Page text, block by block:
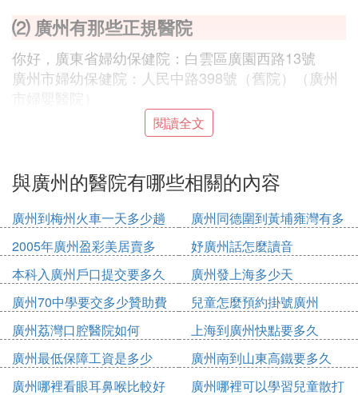
⑵ 廣州有那些正規醫院
你好，廣東省婦幼保健院：白雲區廣園西路13號
廣州市婦幼保健院：人民中路398號（舊院）（廣州
市婦嬰醫院）
廣州市婦幼保健院：金穗路9號（新院）
天河區婦幼保健院：廣東省廣州市天河區天河北路36
⑶ 廣州市有哪些知名的三甲醫院
廣州市知名的三甲醫院有：中山一院、中山二院、中
山三院、廣葯附屬醫院、廣州中醫葯大學附屬第一醫
院等。
中山大學附屬第一醫院，簡稱中山一院，位於廣東省
廣州市中山二路58號，醫院始建於1910年。
2018年12月4日，被國家衛健委公布為首批腫瘤多學
科診療試點醫院。2019年11月10日，復旦版《2018
年度中國醫院排行榜》發布，中山大學附屬第一醫院
閱讀全文
與廣州的醫院有哪些相關的內容
廣州到梅州火車一天多少趟
廣州同德圍到黃埔雍灣有多
少公里
2005年廣州盈彩美居賣多
少錢
妤廣州話怎麼讀音
本科入廣州戶口提交要多久
廣州發上海多少天
廣州70中學要交多少贊助費
兒童怎麼預約掛號廣州
廣州荔灣口腔醫院如何
上海到廣州快點要多久
廣州最低保障工資是多少
2020
廣州南到山東高鐵要多久
廣州哪裡看眼耳鼻喉比較好
廣州哪裡可以學習兒童散打